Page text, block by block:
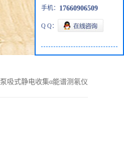
泵吸式静电收集α能谱测氡仪
手机： 17660906509
Q Q：